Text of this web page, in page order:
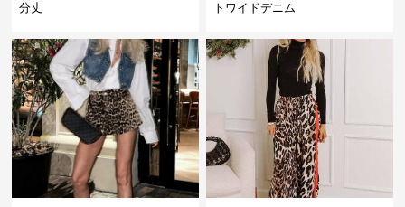
分丈
トワイドデニム